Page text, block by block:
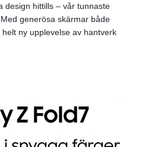
design hittills – vår tunnaste
generösa skärmar både
ny upplevelse av hantverk